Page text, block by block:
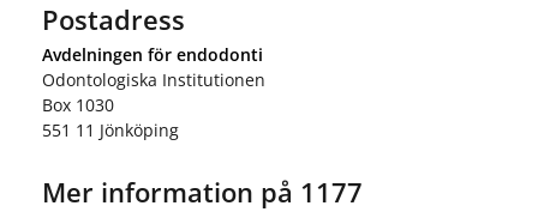
Postadress
Avdelningen för endodonti
Odontologiska Institutionen
Box 1030
551 11 Jönköping
Mer information på 1177